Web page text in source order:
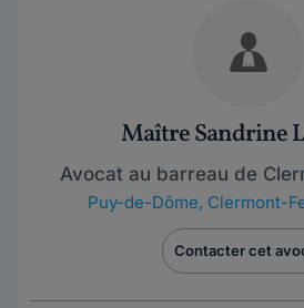
Maître Sandrine
Avocat au barreau de
Puy-de-Dôme, Clermont-
Contacter cet